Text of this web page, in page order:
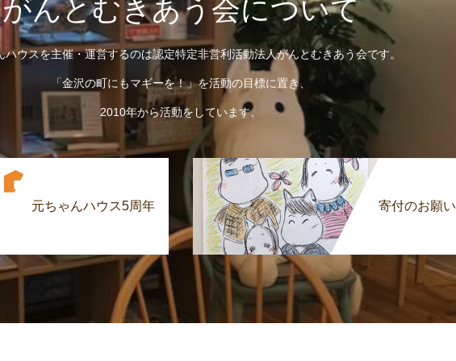
がんとむきあう会について
ハウスを主催・運営するのは認定特定非営利活動法人がんとむきあう会です。
「金沢の町にもマギーを！」を活動の目標に置き、
2010年から活動をしています。
元ちゃんハウス5周年 寄付のお願い